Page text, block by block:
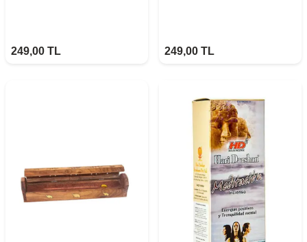
249,00 TL 249,00 TL